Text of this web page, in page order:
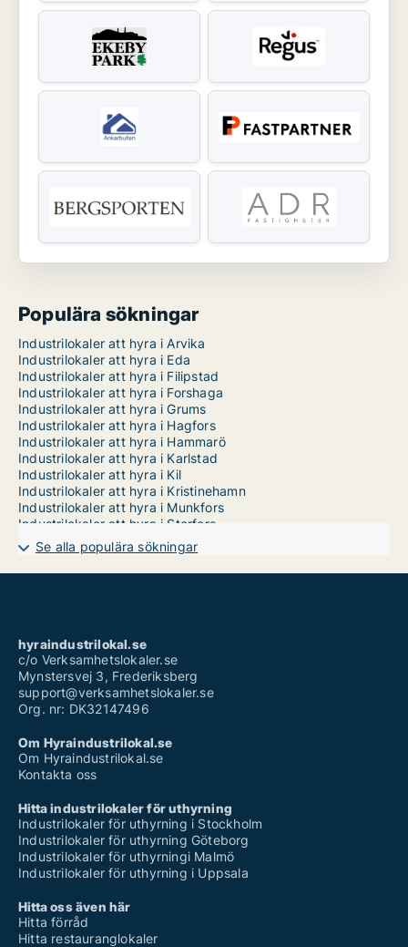
Populära sökningar
Industrilokaler att hyra i Arvika
Industrilokaler att hyra i Eda
Industrilokaler att hyra i Filipstad
Industrilokaler att hyra i Forshaga
Industrilokaler att hyra i Grums
Industrilokaler att hyra i Hagfors
Industrilokaler att hyra i Hammarö
Industrilokaler att hyra i Karlstad
Industrilokaler att hyra i Kil
Industrilokaler att hyra i Kristinehamn
Industrilokaler att hyra i Munkfors
Industrilokaler att hyra i Storfors
Industrilokaler att hyra i Sunne
Industrilokaler att hyra i Säffle
Industrilokaler att hyra i Torsby
Se alla populära sökningar
hyraindustrilokal.se
c/o Verksamhetslokaler.se
Mynstersvej 3, Frederiksberg
support@verksamhetslokaler.se
Org. nr: DK32147496
Om Hyraindustrilokal.se
Om Hyraindustrilokal.se
Kontakta oss
Hitta industrilokaler för uthyrning
Industrilokaler för uthyrning i Stockholm
Industrilokaler för uthyrning Göteborg
Industrilokaler för uthyrningi Malmö
Industrilokaler för uthyrning i Uppsala
Hitta oss även här
Hitta förråd
Hitta restauranglokaler